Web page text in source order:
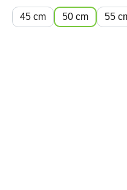
45 cm 50 cm 55